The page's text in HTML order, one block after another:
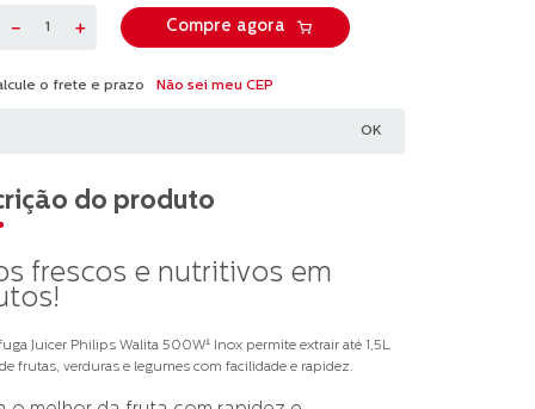
＋
－ Compre agora
Não sei meu CEP
do produto
frescos e nutritivos em
Juicer Philips Walita 500W¹Inoxpermite extrair até 1,5L
frutas, verduras e legumes com facilidade e rapidez.